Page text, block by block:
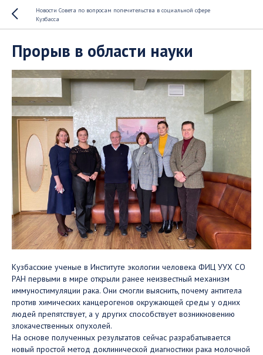
Новости Совета по вопросам попечительства в социальной сфере
Кузбасса
Прорыв в области науки
Кузбасские ученые в Институте экологии человека ФИЦ УУХ СО
РАН первыми в мире открыли ранее неизвестный механизм
иммуностимуляции рака. Они смогли выяснить, почему антитела
против химических канцерогенов окружающей среды у одних
людей препятствует, а у других способствует возникновению
злокачественных опухолей.
На основе полученных результатов сейчас разрабатывается
новый простой метод доклинической диагностики рака молочной